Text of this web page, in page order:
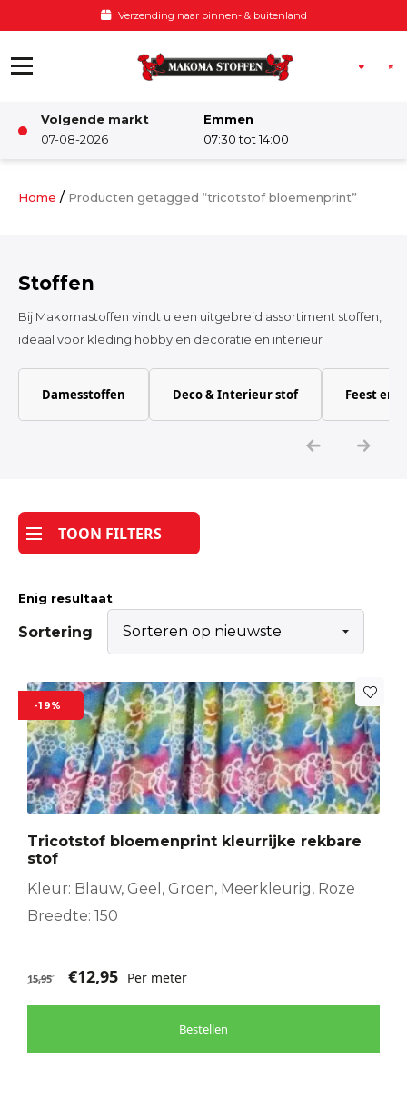
Voor 12:00 besteld,
Volgende markt
07-08-2026
Emmen
07:30 tot 14:00
Damesstoffen
Katoen
Tijdpakker stof
Home / Producten getagged “tricotstof bloemenprint”
Stoffen
Bij Makomastoffen vindt u een uitgebreid assortiment stoffen,
ideaal voor kleding hobby en decoratie en interieur
Damesstoffen Deco & Interieur stof Feest en
TOON FILTERS
Enig resultaat
Sortering
-19%
Tricotstof bloemenprint kleurrijke rekbare
stof
Kleur: Blauw, Geel, Groen, Meerkleurig, Roze
Breedte: 150
15,95 €12,95 Per meter
Bestellen